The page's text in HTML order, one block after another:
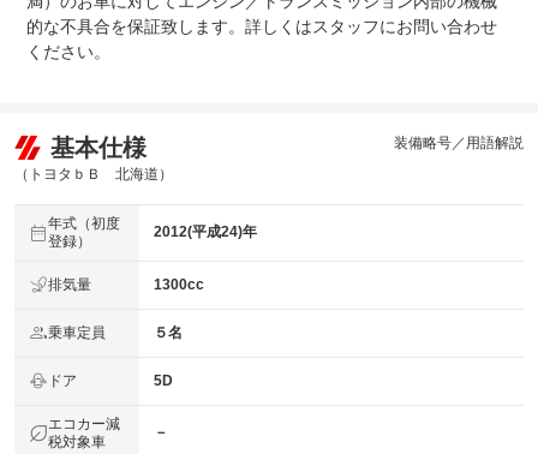
的な不具合を保証致します。詳しくはスタッフにお問い合わせ
ください。
基本仕様
（トヨタｂＢ 北海道）
装備略号／用語解説
年式（初度
登録）
2012(平成24)年
排気量 1300cc
乗車定員 ５名
ドア 5D
エコカー減
税対象車
－